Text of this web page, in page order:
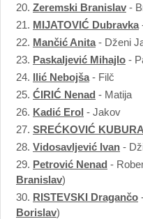
20. Zeremski Branislav -
21. MIJATOVIĆ Dubravka
22. Mančić Anita- Dženi
23. Paskaljević Mihajlo -
24. Ilić Nebojša- Filč
25. ĆIRIĆ Nenad - Matija
26. Kadić Erol - Jakov
27. SREĆKOVIĆ
28. Vidosavljević Ivan -
29. Petrović Nenad -
Branislav)
30. RISTEVSKI Dragančo
Borislav)